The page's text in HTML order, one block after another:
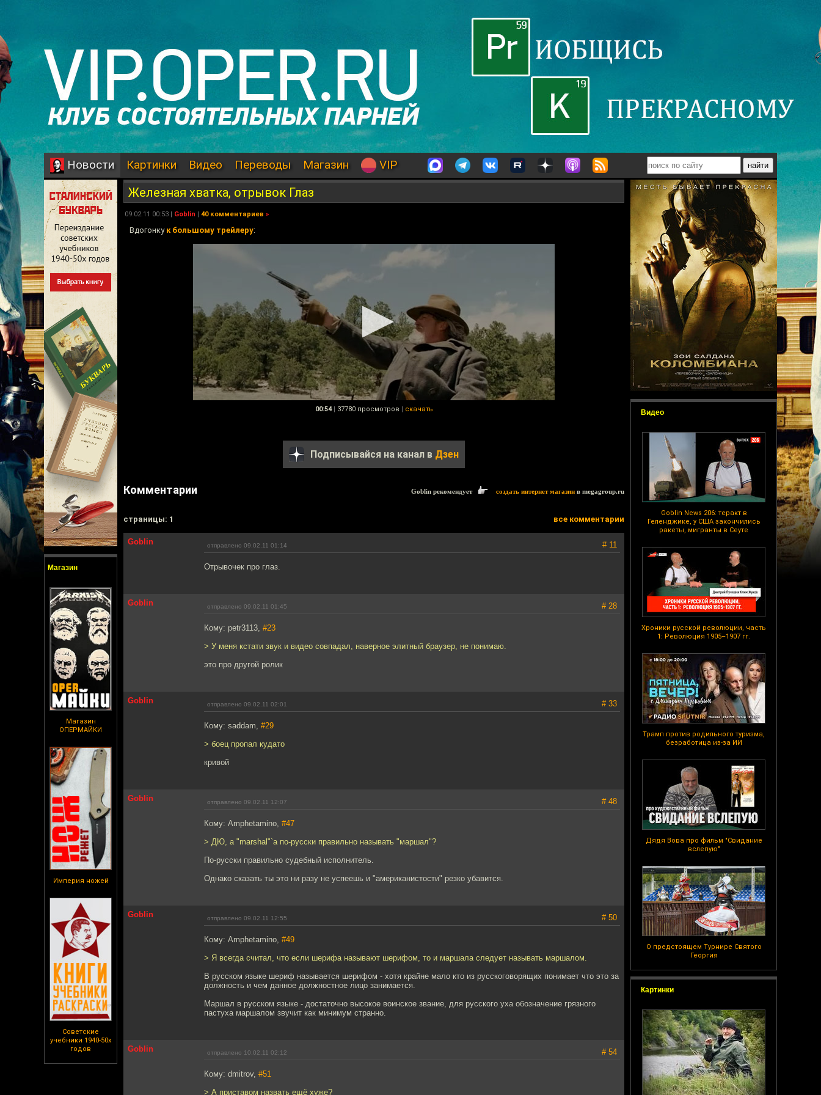
Новости Картинки Видео Переводы Магазин VIP
Магазин
Магазин
ОПЕРМАЙКИ
Империя ножей
Советские
учебники 1940-50х
годов
Видео
Goblin News 206: теракт в
Геленджике, у США закончились
ракеты, мигранты в Сеуте
Хроники русской революции, часть
1: Революция 1905–1907 гг.
Трамп против родильного туризма,
безработица из-за ИИ
Дядя Вова про фильм "Свидание
вслепую"
О предстоящем Турнире Святого
Георгия
Картинки
Железная хватка, отрывок Глаз
09.02.11 00:53 | Goblin | 40 комментариев »
Вдогонку к большому трейлеру:
00:54 | 37780 просмотров | скачать
Подписывайся на канал в Дзен
Комментарии Goblin рекомендует создать интернет магазин в megagroup.ru
cтраницы: 1 все комментарии
Goblin отправлено 09.02.11 01:14 # 11
Отрывочек про глаз.
Goblin отправлено 09.02.11 01:45 # 28
Кому: petr3113, #23
> У меня кстати звук и видео совпадал, наверное элитный браузер, не понимаю.
это про другой ролик
Goblin отправлено 09.02.11 02:01 # 33
Кому: saddam, #29
> боец пропал кудато
кривой
Goblin отправлено 09.02.11 12:07 # 48
Кому: Amphetamino, #47
> ДЮ, а "marshal"`а по-русски правильно называть "маршал"?
По-русски правильно судебный исполнитель.
Однако сказать ты это ни разу не успеешь и "американистости" резко убавится.
Goblin отправлено 09.02.11 12:55 # 50
Кому: Amphetamino, #49
> Я всегда считал, что если шерифа называют шерифом, то и маршала следует называть маршалом.
В русском языке шериф называется шерифом - хотя крайне мало кто из русскоговорящих понимает что это за
должность и чем данное должностное лицо занимается.
Маршал в русском языке - достаточно высокое воинское звание, для русского уха обозначение грязного
пастуха маршалом звучит как минимум странно.
Goblin отправлено 10.02.11 02:12 # 54
Кому: dmitrov, #51
> А приставом назвать ещё хуже?